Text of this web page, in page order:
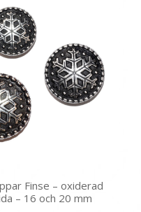
Finse – oxiderad
– 16 och 20 mm